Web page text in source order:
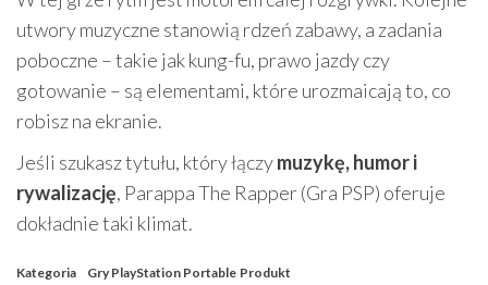
utwory muzyczne stanowią rdzeń zabawy, a zadania
poboczne – takie jak kung-fu, prawo jazdy czy
gotowanie – są elementami, które urozmaicają to, co
robisz na ekranie.
Jeśli szukasz tytułu, który łączymuzykę, humor i
rywalizację, Parappa The Rapper (Gra PSP) oferuje
dokładnie taki klimat.
Kategoria Gry PlayStation Portable Produkt